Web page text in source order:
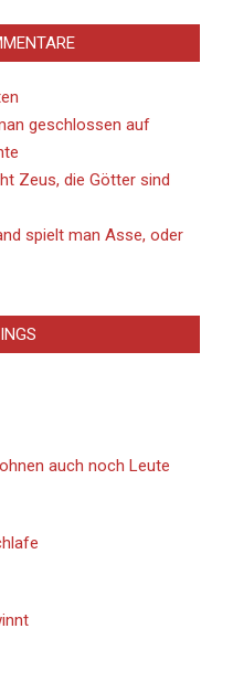
geschlossen auf
Zeus, die Götter sind
spielt man Asse, oder
auch noch Leute